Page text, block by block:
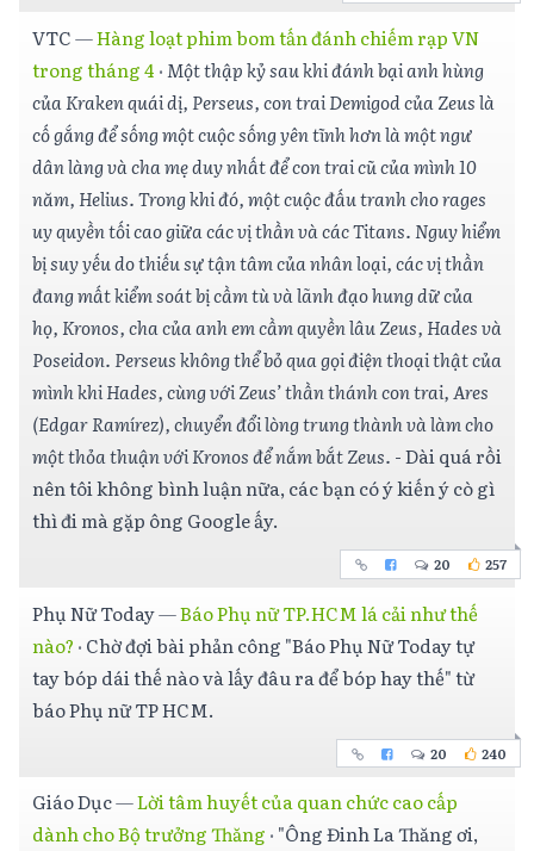
VTC—Hàng loạt phim bom tấn đánh chiếm rạp VN
trong tháng 4 ·Một thập kỷ sau khi đánh bại anh hùng
của Kraken quái dị, Perseus, con trai Demigod của Zeus là
cố gắng để sống một cuộc sống yên tĩnh hơn là một ngư
dân làng và cha mẹ duy nhất để con trai cũ của mình 10
năm, Helius. Trong khi đó, một cuộc đấu tranh cho rages
uy quyền tối cao giữa các vị thần và các Titans. Nguy hiểm
bị suy yếu do thiếu sự tận tâm của nhân loại, các vị thần
đang mất kiểm soát bị cầm tù và lãnh đạo hung dữ của
họ, Kronos, cha của anh em cầm quyền lâu Zeus, Hades và
Poseidon. Perseus không thể bỏ qua gọi điện thoại thật của
mình khi Hades, cùng với Zeus’ thần thánh con trai, Ares
(Edgar Ramírez), chuyển đổi lòng trung thành và làm cho
một thỏa thuận với Kronos để nắm bắt Zeus. - Dài quá rồi
nên tôi không bình luận nữa, các bạn có ý kiến ý cò gì
thì đi mà gặp ông Google ấy.
20 257
Phụ Nữ Today—Báo Phụ nữ TP.HCM lá cải như thế
nào? · Chờ đợi bài phản công "Báo Phụ Nữ Today tự
tay bóp dái thế nào và lấy đâu ra để bóp hay thế" từ
báo Phụ nữ TP HCM.
20 240
Giáo Dục—Lời tâm huyết của quan chức cao cấp
dành cho Bộ trưởng Thăng · "Ông Đinh La Thăng ơi,